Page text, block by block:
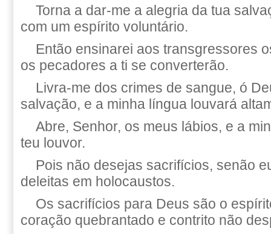
Torna a dar-me a alegria da tua
com um espírito voluntário.
Então ensinarei aos transgressores
os pecadores a ti se converterão.
Livra-me dos crimes de sangue, ó
salvação, e a minha língua louvará
Abre, Senhor, os meus lábios, e a
teu louvor.
Pois não desejas sacrifícios, senão
deleitas em holocaustos.
Os sacrifícios para Deus são o
coração quebrantado e contrito não